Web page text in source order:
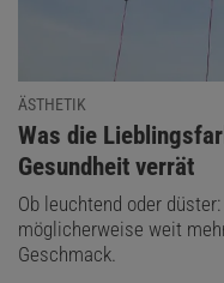
ÄSTHETIK
:
Was die
Gesundheit verrät
Ob leuchtend oder
möglicherweise weit
Geschmack.